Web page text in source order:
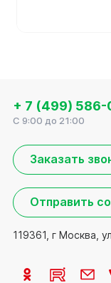
+ 7 (499)
C 9:00 до 21:00
Заказать
Отправить
119361, г Москва,